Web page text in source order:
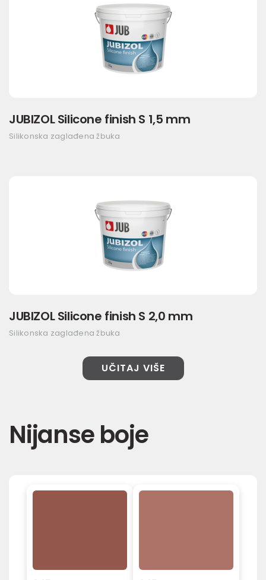
JUBIZOL Silicone finish S 1,5 mm
Silikonska zaglađena žbuka
JUBIZOL Silicone finish S 2,0 mm
Silikonska zaglađena žbuka
UČITAJ VIŠE
Nijanse boje